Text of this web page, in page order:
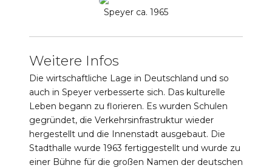
Speyer ca. 1965
Weitere Infos
Die wirtschaftliche Lage in Deutschland und so
auch in Speyer verbesserte sich. Das kulturelle
Leben begann zu florieren. Es wurden Schulen
gegründet, die Verkehrsinfrastruktur wieder
hergestellt und die Innenstadt ausgebaut. Die
Stadthalle wurde 1963 fertiggestellt und wurde zu
einer Bühne für die großen Namen der deutschen